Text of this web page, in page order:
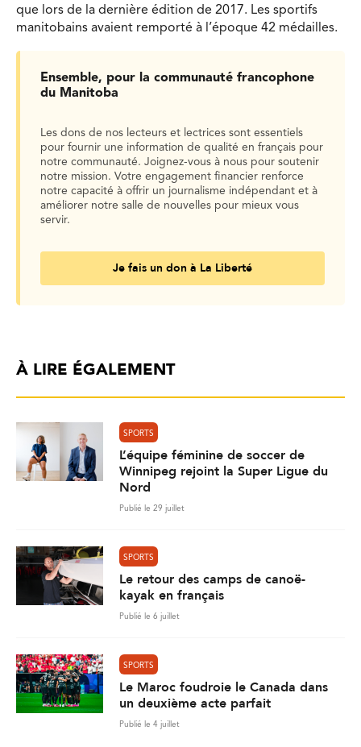
que lors de la dernière édition de 2017. Les sportifs
manitobains avaient remporté à l’époque 42 médailles.
Ensemble, pour la communauté francophone
du Manitoba
Les dons de nos lecteurs et lectrices sont essentiels
pour fournir une information de qualité en français pour
notre communauté. Joignez-vous à nous pour soutenir
notre mission. Votre engagement financier renforce
notre capacité à offrir un journalisme indépendant et à
améliorer notre salle de nouvelles pour mieux vous
servir.
Je fais un don à La Liberté
À LIRE ÉGALEMENT
SPORTS
L’équipe féminine de soccer de
Winnipeg rejoint la Super Ligue du
Nord
Publié le 29 juillet
SPORTS
Le retour des camps de canoë-
kayak en français
Publié le 6 juillet
SPORTS
Le Maroc foudroie le Canada dans
un deuxième acte parfait
Publié le 4 juillet